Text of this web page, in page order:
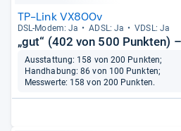
TP-Link VX800v
DSL-​Modem: Ja ADSL: Ja VDSL: Ja
„gut“ (402 von 500 Punkten)
Ausstattung: 158 von 200 Punkten;
Handhabung: 86 von 100 Punkten;
Messwerte: 158 von 200 Punkten.